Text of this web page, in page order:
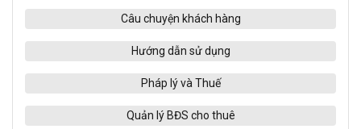
Câu chuyện khách hàng
Hướng dẫn sử dụng
Pháp lý và Thuế
Quản lý BĐS cho thuê